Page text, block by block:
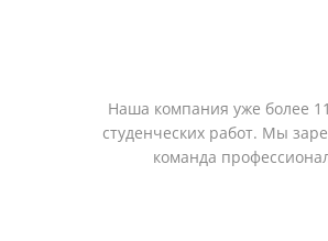
Наша компания уже более
студенческих работ. Мы
команда